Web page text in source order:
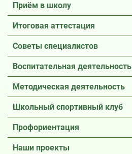
Приём в школу
Итоговая аттестация
Советы специалистов
Воспитательная деятельность
Методическая деятельность
Школьный спортивный клуб
Профориентация
Наши проекты